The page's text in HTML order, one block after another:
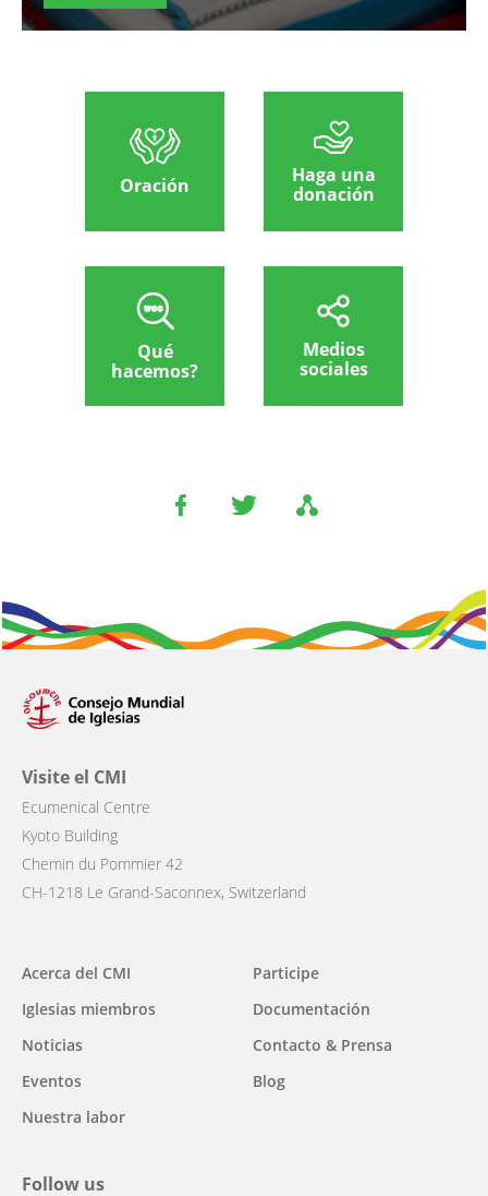
Oración
Haga una
donación
Qué
hacemos?
Medios
sociales
Visite el CMI
Ecumenical Centre
Kyoto Building
Chemin du Pommier 42
CH-1218 Le Grand-Saconnex, Switzerland
Main
navigation
Acerca del CMI
Iglesias miembros
Noticias
Eventos
Nuestra labor
Participe
Documentación
Contacto & Prensa
Blog
Follow us